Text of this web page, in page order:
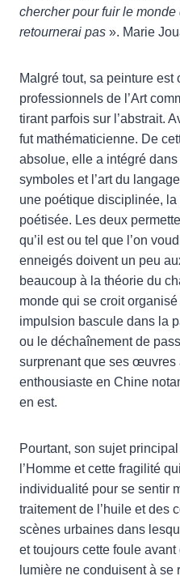
chercher pour fuir le monde
retournerai pas ». Marie
Malgré tout, sa peinture est
professionnels de l’Art
tirant parfois sur l’abstrait.
fut mathématicienne. De
absolue, elle a intégré
symboles et l’art du
une poétique disciplinée,
poétisée. Les deux
qu’il est ou tel que l’on
enneigés doivent un peu
beaucoup à la théorie du
monde qui se croit
impulsion bascule dans la
ou le déchaînement de
surprenant que ses œuvres
enthousiaste en Chine
en est.
Pourtant, son sujet
l’Homme et cette fragilité
individualité pour se sentir
traitement de l’huile et des
scènes urbaines dans
et toujours cette foule
lumière ne conduisent à